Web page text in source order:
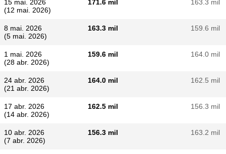
15 mai. 2026
(12 mai. 2026)
171.6 mil 163.3 mil
8 mai. 2026
(5 mai. 2026)
163.3 mil 159.6 mil
1 mai. 2026
(28 abr. 2026)
159.6 mil 164.0 mil
24 abr. 2026
(21 abr. 2026)
164.0 mil 162.5 mil
17 abr. 2026
(14 abr. 2026)
162.5 mil 156.3 mil
10 abr. 2026
(7 abr. 2026)
156.3 mil 163.2 mil